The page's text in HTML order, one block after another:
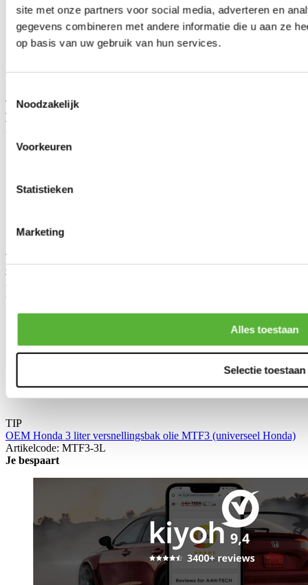
site met onze partners voor social media, adverteren en
gegevens combineren met andere informatie die u aan ze
op basis van uw gebruik van hun services.
Noodzakelijk
Voorkeuren
Statistieken
Marketing
Alles toestaan
Selectie toestaan
TIP
Torco MTF Bakolie handgeschakeld (universeel)
TIP
OEM Honda 1 liter versnellingsbak olie MTF3 (universeel Honda)
Je bespaart
TIP
OEM Honda 3 liter versnellingsbak olie MTF3 (universeel Honda)
Artikelcode: MTF3-3L
Je bespaart